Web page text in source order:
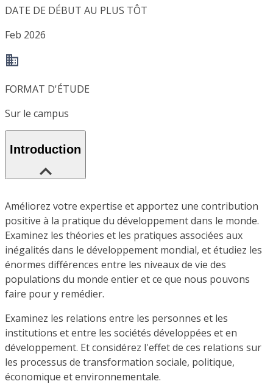
DATE DE DÉBUT AU PLUS TÔT
Feb 2026
FORMAT D'ÉTUDE
Sur le campus
Introduction
Améliorez votre expertise et apportez une contribution
positive à la pratique du développement dans le monde.
Examinez les théories et les pratiques associées aux
inégalités dans le développement mondial, et étudiez les
énormes différences entre les niveaux de vie des
populations du monde entier et ce que nous pouvons
faire pour y remédier.
Examinez les relations entre les personnes et les
institutions et entre les sociétés développées et en
développement. Et considérez l'effet de ces relations sur
les processus de transformation sociale, politique,
économique et environnementale.